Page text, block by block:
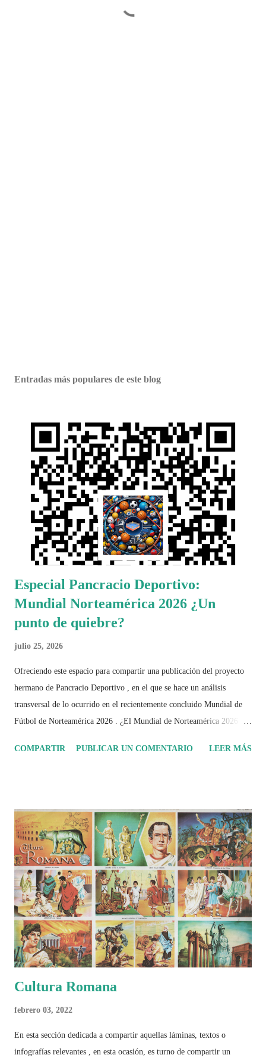
Entradas más populares de este blog
Especial Pancracio Deportivo:
Mundial Norteamérica 2026 ¿Un
punto de quiebre?
julio 25, 2026
Ofreciendo este espacio para compartir una publicación del proyecto
hermano de Pancracio Deportivo , en el que se hace un análisis
transversal de lo ocurrido en el recientemente concluido Mundial de
Fútbol de Norteamérica 2026 . ¿El Mundial de Norteamérica 2026 ha
el recorrido de cada selección con infografías inspiradas en la
2026 ¿Un punto de quiebre?" Este especial de Pancracio Deportivo no
busca decir únicamente quién ganó o quién perdió. Busca responder si
este Mundial marcó un antes y un después en la forma de entender el
deporte, la identidad nacional, la globalización, la comercialización y
el papel del fútbol como reflejo de nuestras sociedades . Son 230
páginas de análisis, ilustraciones originales y ...
COMPARTIR PUBLICAR UN COMENTARIO LEER MÁS
Cultura Romana
febrero 03, 2022
En esta sección dedicada a compartir aquellas láminas, textos o
infografías relevantes , en esta ocasión, es turno de compartir un